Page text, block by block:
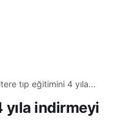
tıp eğitimini 4 yıla
yıla indirmeyi